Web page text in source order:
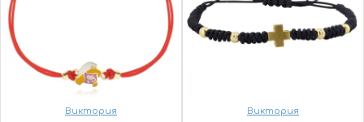
Виктория Виктория